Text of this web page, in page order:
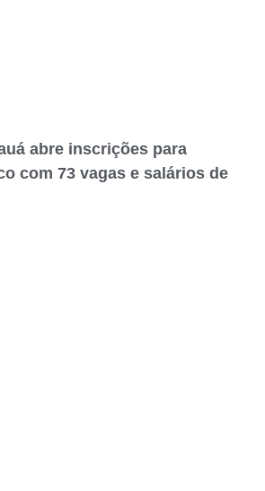
abre inscrições para
com 73 vagas e salários de